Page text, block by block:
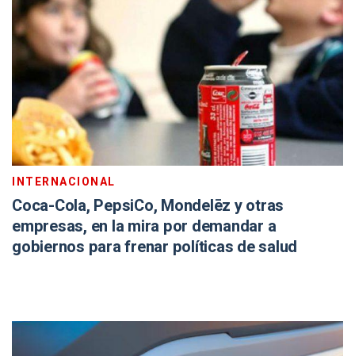
INTERNACIONAL
Coca-Cola, PepsiCo, Mondelēz y otras
empresas, en la mira por demandar a
gobiernos para frenar políticas de salud